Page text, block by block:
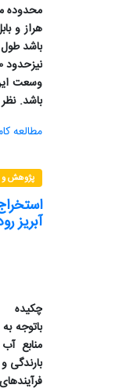
محدوده
هراز و
نیزحدود 40کیلومتر است.
باشد.
شده با
متر
مطالعه
پژوهش و
آبریز
چکیده
باتوجه
منابع
بارندگی